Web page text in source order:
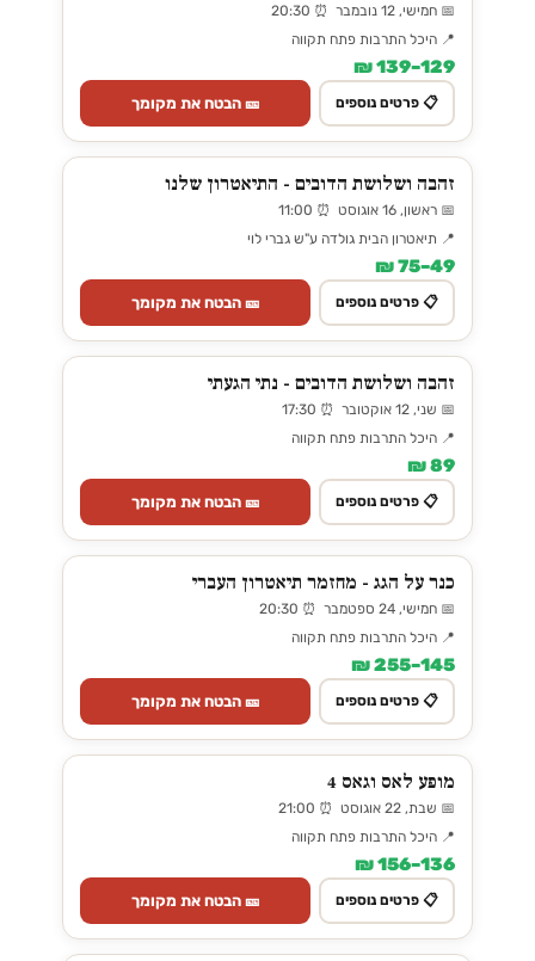
📅 חמישי, 12 נובמבר ⏰ 20:30
📍 היכל התרבות פתח תקווה
129–139 ₪
📋 פרטים נוספים 🎫 הבטח את מקומך
זהבה ושלושת הדובים - התיאטרון שלנו
📅 ראשון, 16 אוגוסט ⏰ 11:00
📍 תיאטרון הבית גולדה ע"ש גברי לוי
49–75 ₪
📋 פרטים נוספים 🎫 הבטח את מקומך
זהבה ושלושת הדובים - נתי הגעתי
📅 שני, 12 אוקטובר ⏰ 17:30
📍 היכל התרבות פתח תקווה
89 ₪
📋 פרטים נוספים 🎫 הבטח את מקומך
כנר על הגג - מחזמר תיאטרון העברי
📅 חמישי, 24 ספטמבר ⏰ 20:30
📍 היכל התרבות פתח תקווה
145–255 ₪
📋 פרטים נוספים 🎫 הבטח את מקומך
מופע לאס וגאס 4
📅 שבת, 22 אוגוסט ⏰ 21:00
📍 היכל התרבות פתח תקווה
136–156 ₪
📋 פרטים נוספים 🎫 הבטח את מקומך